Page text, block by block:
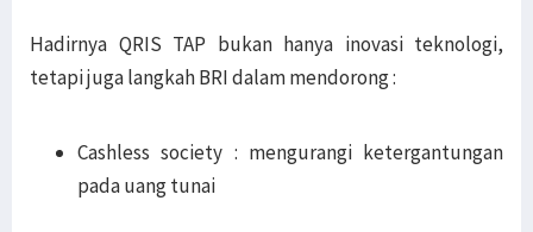
Hadirnya QRIS TAP bukan hanya inovasi teknologi,
tetapi juga langkah BRI dalam mendorong :
Cashless society : mengurangi ketergantungan
pada uang tunai